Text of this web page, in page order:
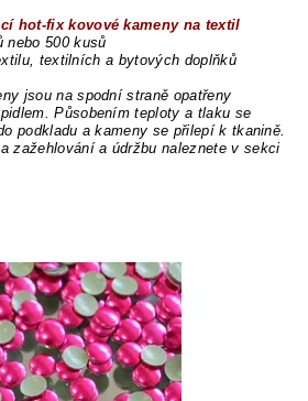
hot-fix kovové kameny na textil
nebo 500 kusů
textilních a bytových doplňků
jsou na spodní straně opatřeny
Působením teploty a tlaku se
podkladu a kameny se přilepí k tkanině.
zažehlování a údržbu naleznete v sekci